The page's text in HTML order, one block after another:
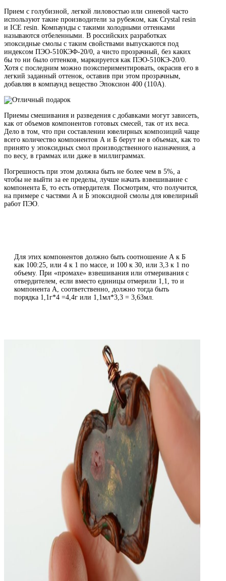
Прием с голубизной, легкой лиловостью или синевой часто
используют такие производители за рубежом, как Crystal resin
и ICE resin. Компаунды с такими холодными оттенками
называются отбеленными. В российских разработках
эпоксидные смолы с таким свойствами выпускаются под
индексом ПЭО-510КЭФ-20/0, а чисто прозрачный, без каких
бы то ни было оттенков, маркируется как ПЭО-510КЭ-20/0.
Хотя с последним можно поэкспериментировать, окрасив его в
легкий заданный оттенок, оставив при этом прозрачным,
добавляя в компаунд вещество Эпоксион 400 (110А).
Приемы смешивания и разведения с добавками могут зависеть,
как от объемов компонентов готовых смесей, так от их веса.
Дело в том, что при составлении ювелирных композиций чаще
всего количество компонентов А и Б берут не в объемах, как то
принято у эпоксидных смол производственного назначения, а
по весу, в граммах или даже в миллиграммах.
Погрешность при этом должна быть не более чем в 5%, а
чтобы не выйти за ее пределы, лучше начать взвешивание с
компонента Б, то есть отвердителя. Посмотрим, что получится,
на примере с частями А и Б эпоксидной смолы для ювелирный
работ ПЭО.
Для этих компонентов должно быть соотношение А к Б
как 100:25, или 4 к 1 по массе, и 100 к 30, или 3,3 к 1 по
объему. При «промахе» взвешивания или отмеривания с
отвердителем, если вместо единицы отмерили 1,1, то и
компонента А, соответственно, должно тогда быть
порядка 1,1г*4 =4,4г или 1,1мл*3,3 = 3,63мл.